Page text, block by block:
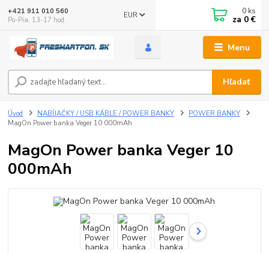
Menu
EUR
Hľadať
+421 911 010 560
Po-Pia, 13-17 hod.
0 ks
za 0 €
Úvod NABÍJAČKY / USB KÁBLE / POWER BANKY
POWER BANKY
MagOn Power banka Veger 10 000mAh
MagOn Power banka Veger 10
000mAh